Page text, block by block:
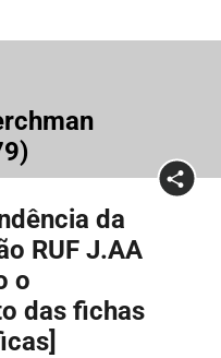
da
RUF J.AA
o
das fichas